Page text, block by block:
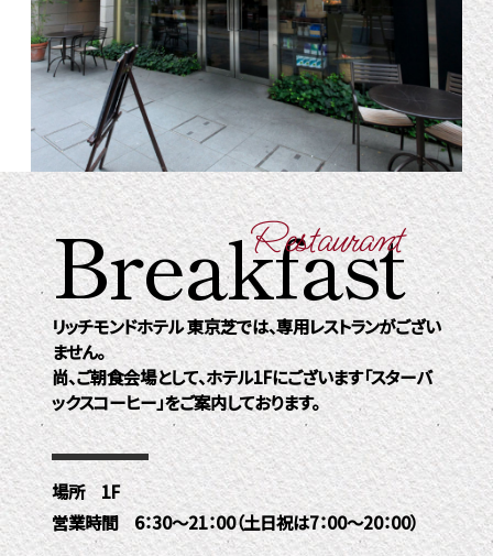
Breakfast
Restaurant
リッチモンドホテル 東京芝では、専用レストランがござい
ません。
尚、ご朝食会場として、ホテル1Fにございます「スターバ
ックスコーヒー」をご案内しております。
場所 1F
営業時間 6：30～21：00（土日祝は7：00～20：00）